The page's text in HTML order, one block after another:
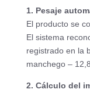
1. Pesaje
El producto se
El sistema
registrado en la
manchego –
2. Cálculo del